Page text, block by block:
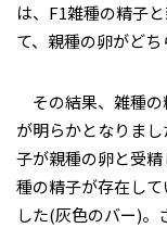
は、F1雑種の精子
て、親種の卵がどち
その結果、雑種の
が明らかとなりま
子が親種の卵と受
種の精子が存在し
した(灰色のバー)。